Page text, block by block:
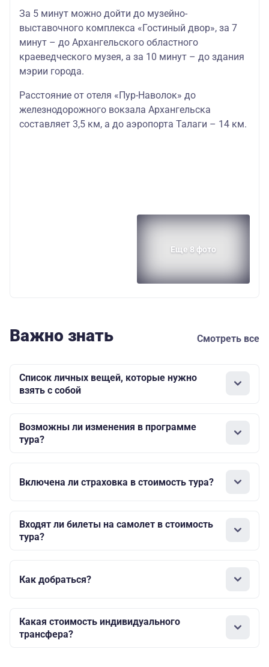
За 5 минут можно дойти до музейно-
выставочного комплекса «Гостиный двор», за 7
минут – до Архангельского областного
краеведческого музея, а за 10 минут – до здания
мэрии города.
Расстояние от отеля «Пур-Наволок» до
железнодорожного вокзала Архангельска
составляет 3,5 км, а до аэропорта Талаги – 14 км.
Еще 8 фото
Важно знать Смотреть все
Список личных вещей, которые нужно
взять с собой
Возможны ли изменения в программе
тура?
Включена ли страховка в стоимость тура?
Входят ли билеты на самолет в стоимость
тура?
Как добраться?
Какая стоимость индивидуального
трансфера?